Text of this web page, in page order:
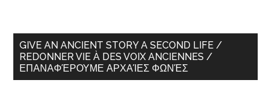
GIVE AN ANCIENT STORY A SECOND LIFE /
REDONNER VIE À DES VOIX ANCIENNES /
ΕΠΑΝΑΦΈΡΟΥΜΕ ΑΡΧΑΊΕΣ ΦΩΝΈΣ